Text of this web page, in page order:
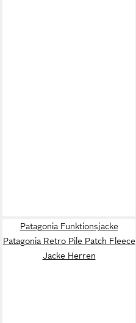
Patagonia Funktionsjacke
Patagonia Retro Pile Patch Fleece
Jacke Herren